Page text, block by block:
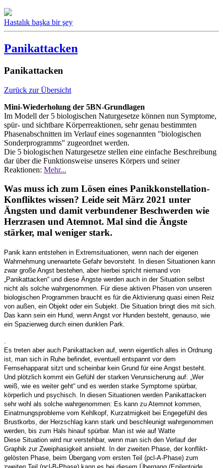
Hastalık başka bir şey
Panikattacken
Panikattacken
Zurück zur Übersicht
Mini-Wiederholung der 5BN-Grundlagen
Im Modell der 5 biologischen Naturgesetze können nun Symptome,
spür- und sichtbare Körperreaktionen, sehr genau bestimmten
Phasenabschnitten im Verlauf eines sogenannten "biologischen
Sonderprogramms" zugeordnet werden.
Die 5 biologischen Naturgesetze stellen eine einfache Beschreibung
dar über die Funktionsweise unseres Körpers und seiner
Reaktionen: Mehr...
Was muss ich zum Lösen eines Panikkonstellation-
Konfliktes wissen? Leide seit März 2021 unter
Ängsten und damit verbundener Beschwerden wie
Herzrasen und Atemnot. Mal sind die Ängste
stärker, mal weniger stark.
Panik kann entstehen in Extremsituationen, wenn nach der eigenen
Wahrnehmung unerwartete Gefahr bevorsteht. In diesen Situationen kann
zwar große Angst bestehen, aber hierbei spricht niemand von
„Panikattacken“ und diese Ängste werden auch in der Situation selbst
nicht als solche wahrgenommen. Für diese aktiven Phasen von unseren
biologischen Programmen braucht es für die Aktivierung quasi einen Reiz
von außen, ein Objekt oder ein Subjekt. Die Situation bringt dies mit sich.
Das kann sein ein Hund, wenn Angst vor Hunden besteht, genauso, wie
ein Spazierweg durch einen dunklen Park.
Es treten aber auch Panikattacken auf, wenn eigentlich alles in Ordnung
ist, man sich in Ruhe befindet, eventuell entspannt vor dem
Fernsehapparat sitzt und scheinbar kein Grund für eine Angst besteht.
Und plötzlich kommt ein Gefühl der starken Verunsicherung auf: „Wer
weiß, wie es weiter geht“ und es werden starke Symptome spürbar,
körperlich und psychisch. In diesen Situationen werden Panikattacken
sehr wohl als solche wahrgenommen: Es kann zu Atemnot kommen,
Einatmungsprobleme vom Kehlkopf, Kurzatmigkeit bei Engegefühl des
Brustkorbs, der Herzschlag kann stark und beschleunigt wahrgenommen
werden, bis zum Hals hinauf spürbar. Man ist wie auf Watte
Diese Situation wird nur verstehbar, wenn man sich den Verlauf der
Graphik zur Zweiphasigkeit ansieht. In der zweiten Phase, der konflikt-
gelösten Phase, beim Übergang vom ersten Teil (pcl-A-Phase) zum